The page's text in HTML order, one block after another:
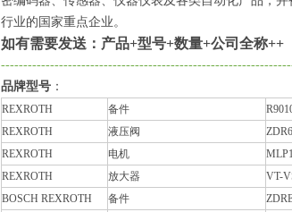
行业的国家重点企业。
如有需要发送：产品+型号+数量+公司全称++
品牌型号 ：
REXROTH 备件
REXROTH
液压阀
REXROTH
电机
REXROTH
放大器
VT-
BOSCH REXROTH
备件